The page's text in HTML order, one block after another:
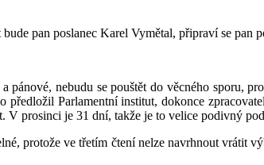
pan poslanec Karel Vymětal, připraví se pan
pánové, nebudu se pouštět do věcného sporu,
Parlamentní institut, dokonce
V prosinci je 31 dní, takže je to velice podivný
protože ve třetím čtení nelze navrhnout